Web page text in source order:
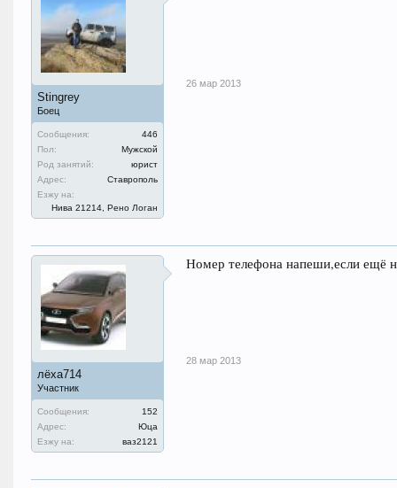
Stingrey
Боец
Сообщения:
446
Пол:
Мужской
Род занятий:
юрист
Адрес:
Ставрополь
Езжу на:
Нива 21214, Рено Логан
26 мар 2013
лёха714
Участник
Сообщения:
152
Адрес:
Юца
Езжу на:
ваз2121
Номер телефона напеши,если ещё
28 мар 2013